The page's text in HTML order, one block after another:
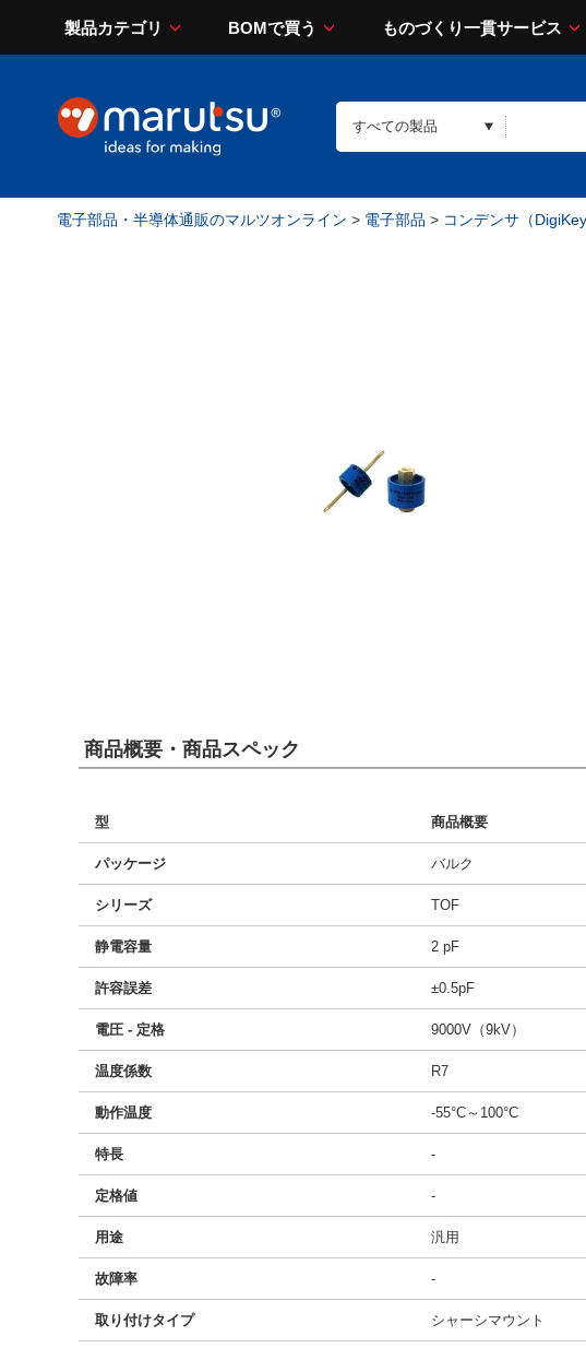
製品カテゴリ BOMで買う ものづくり一貫サービス
電子部品・半導体通販のマルツオンライン > 電子部品 > コンデンサ（DigiKey
商品概要・商品スペック
型 商品概要
パッケージ バルク
シリーズ TOF
静電容量 2 pF
許容誤差 ±0.5pF
電圧 - 定格 9000V（9kV）
温度係数 R7
動作温度 -55°C～100°C
特長 -
定格値 -
用途 汎用
故障率 -
取り付けタイプ シャーシマウント